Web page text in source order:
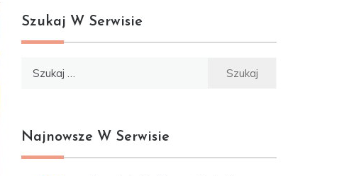
Szukaj W Serwisie
Najnowsze W Serwisie